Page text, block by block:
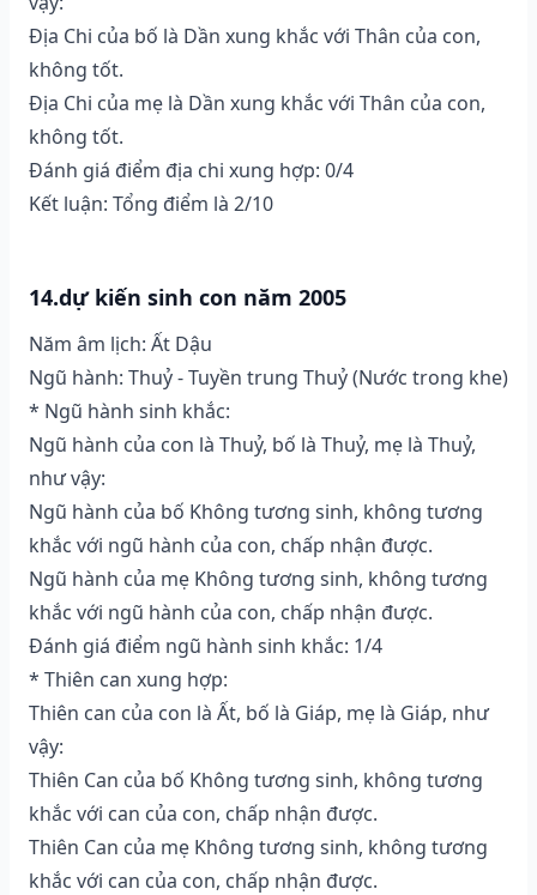
Địa Chi của bố là Dần xung khắc với Thân của con,
không tốt.
Địa Chi của mẹ là Dần xung khắc với Thân của con,
không tốt.
Đánh giá điểm địa chi xung hợp: 0/4
Kết luận: Tổng điểm là 2/10
14.dự kiến sinh con năm 2005
Năm âm lịch: Ất Dậu
Ngũ hành: Thuỷ - Tuyền trung Thuỷ (Nước trong khe)
* Ngũ hành sinh khắc:
Ngũ hành của con là Thuỷ, bố là Thuỷ, mẹ là Thuỷ,
như vậy:
Ngũ hành của bố Không tương sinh, không tương
khắc với ngũ hành của con, chấp nhận được.
Ngũ hành của mẹ Không tương sinh, không tương
khắc với ngũ hành của con, chấp nhận được.
Đánh giá điểm ngũ hành sinh khắc: 1/4
* Thiên can xung hợp:
Thiên can của con là Ất, bố là Giáp, mẹ là Giáp, như
vậy:
Thiên Can của bố Không tương sinh, không tương
khắc với can của con, chấp nhận được.
Thiên Can của mẹ Không tương sinh, không tương
khắc với can của con, chấp nhận được.